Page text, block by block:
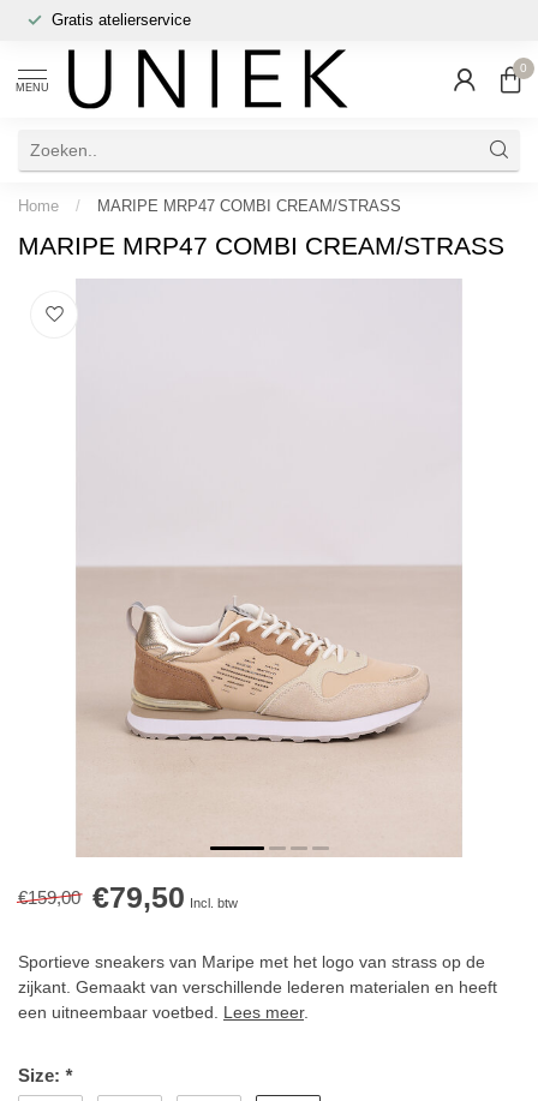
Gratis atelierservice
MENU
0
Home / MARIPE MRP47 COMBI CREAM/STRASS
MARIPE MRP47 COMBI CREAM/STRASS
€159,00 €79,50 Incl. btw
Sportieve sneakers van Maripe met het logo van strass op de
zijkant. Gemaakt van verschillende lederen materialen en heeft
een uitneembaar voetbed. Lees meer.
Size: *